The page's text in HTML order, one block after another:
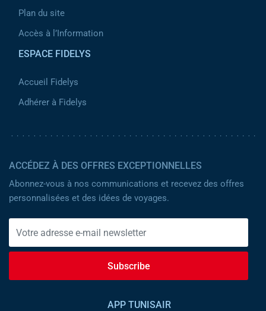
Plan du site
Accès à l’Information
ESPACE FIDELYS
Accueil Fidelys
Adhérer à Fidelys
ACCÉDEZ À DES OFFRES EXCEPTIONNELLES
Abonnez-vous à nos communications et recevez des offres
personnalisées et des idées de voyages.
Subscribe
APP TUNISAIR